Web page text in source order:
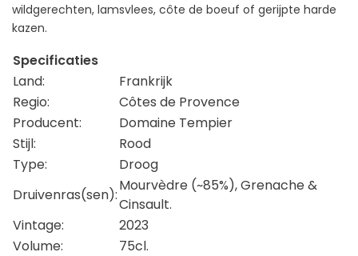
wildgerechten, lamsvlees, côte de boeuf of gerijpte harde
kazen.
Specificaties
Land:
Frankrijk
Regio:
Côtes de Provence
Producent:
Domaine Tempier
Stijl:
Rood
Type:
Droog
Druivenras(sen):
Mourvèdre (~85%), Grenache &
Cinsault.
Vintage:
2023
Volume:
75cl.